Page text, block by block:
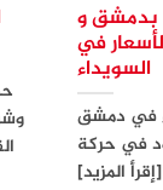
بدمشق و
في
السويداء
في دمشق
في حركة
المزيد]